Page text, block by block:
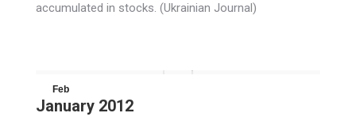
accumulated in stocks. (Ukrainian Journal)
Feb
17
January 2012